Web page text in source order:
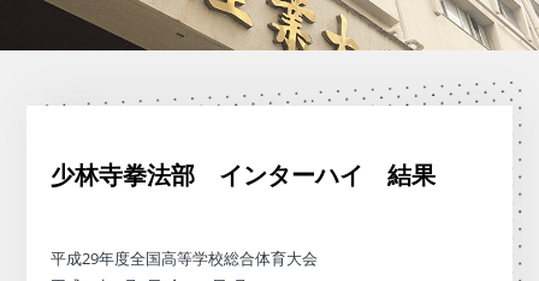
少林寺拳法部 インターハイ 結果
平成29年度全国高等学校総合体育大会